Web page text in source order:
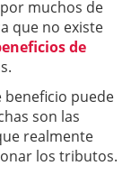
muchos de
que no existe
de
beneficio puede
son las
realmente
los tributos.